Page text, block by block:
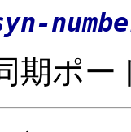
期ポー